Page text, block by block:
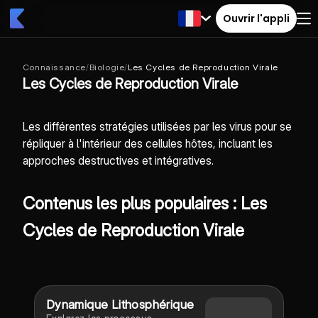
Ouvrir l'appli
Connaissance/Biologie/Les Cycles de Reproduction Virale
Les Cycles de Reproduction Virale
Les différentes stratégies utilisées par les virus pour se
répliquer à l'intérieur des cellules hôtes, incluant les
approches destructives et intégratives.
Contenus les plus populaires : Les
Cycles de Reproduction Virale
Dynamique Lithosphérique